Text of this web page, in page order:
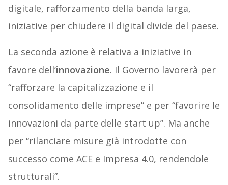
digitale, rafforzamento della banda larga,
iniziative per chiudere il digital divide del paese.
La seconda azione è relativa a iniziative in
favore dell’innovazione. Il Governo lavorerà per
“rafforzare la capitalizzazione e il
consolidamento delle imprese” e per “favorire le
innovazioni da parte delle start up”. Ma anche
per “rilanciare misure già introdotte con
successo come ACE e Impresa 4.0, rendendole
strutturali”.